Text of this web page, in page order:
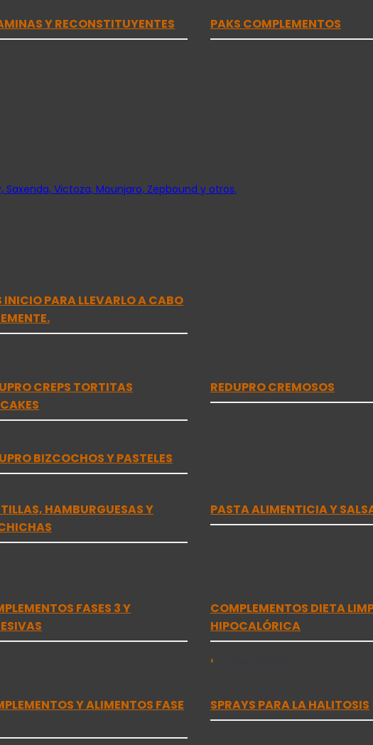
Y RECONSTITUYENTES PAKS COMPLEMENTOS
Victoza, Mounjaro, Zepbound y otros.
INICIO PARA LLEVARLO A CABO
CREPS TORTITAS
REDUPRO CREMOSOS
BIZCOCHOS Y PASTELES
HAMBURGUESAS Y
PASTA ALIMENTICIA Y
FASES 3 Y
COMPLEMENTOS DIETA
HIPOCALÓRICA
Y ALIMENTOS FASE
SPRAYS PARA LA HALITOSIS